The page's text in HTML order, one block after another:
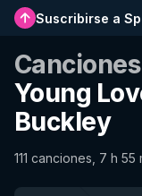
Suscribirse a
Young
Buckley
111 canciones, 7 h